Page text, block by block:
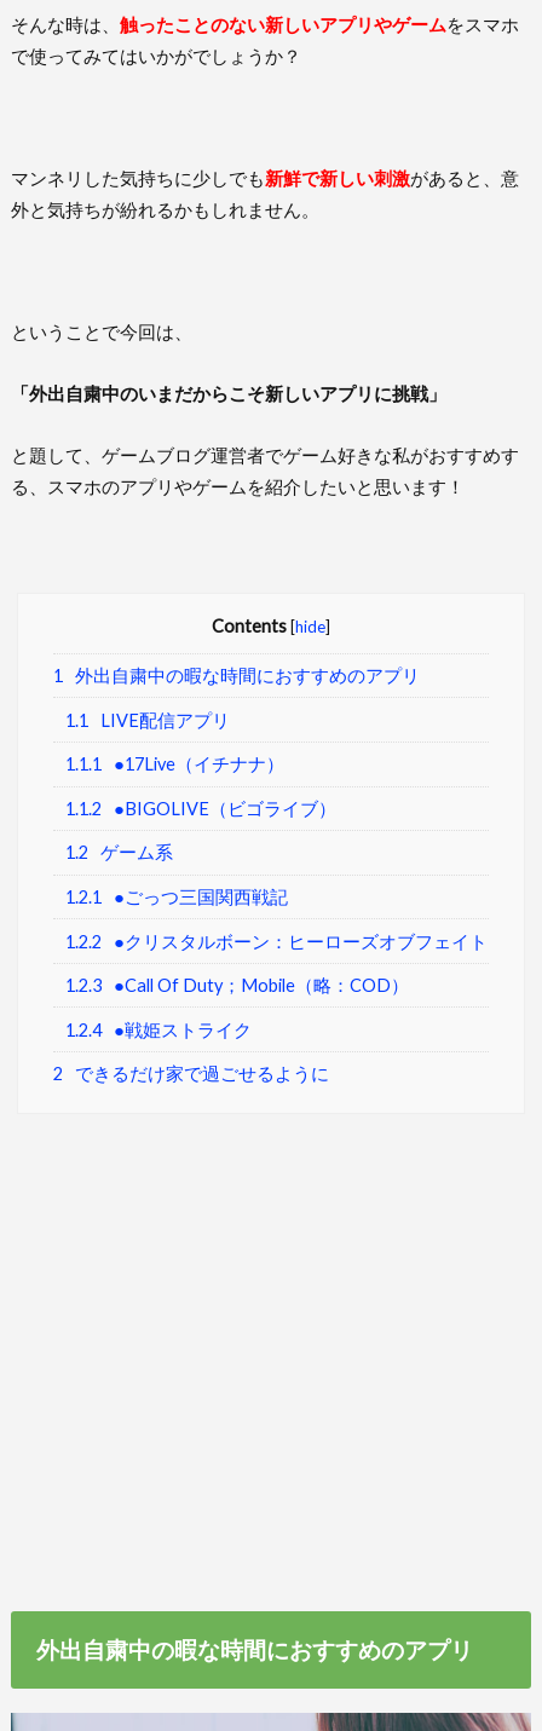
そんな時は、 触ったことのない新しいアプリやゲームをスマホ
で使ってみてはいかがでしょうか？
マンネリした気持ちに少しでも新鮮で新しい刺激があると、意
外と気持ちが紛れるかもしれません。
ということで今回は、
「外出自粛中のいまだからこそ新しいアプリに挑戦」
と題して、ゲームブログ運営者でゲーム好きな私がおすすめす
る、スマホのアプリやゲームを紹介したいと思います！
Contents [hide]
1 外出自粛中の暇な時間におすすめのアプリ
1.1 LIVE配信アプリ
1.1.1 ●17Live（イチナナ）
1.1.2 ●BIGOLIVE（ビゴライブ）
1.2 ゲーム系
1.2.1 ●ごっつ三国関西戦記
1.2.2 ●クリスタルボーン：ヒーローズオブフェイト
1.2.3 ●Call Of Duty；Mobile（略：COD）
1.2.4 ●戦姫ストライク
2 できるだけ家で過ごせるように
外出自粛中の暇な時間におすすめのアプリ